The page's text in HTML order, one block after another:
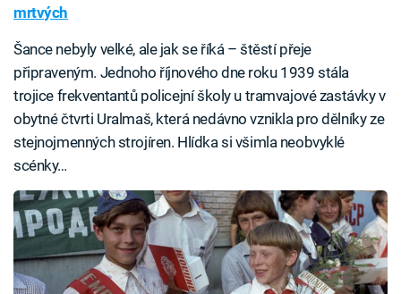
mrtvých
Šance nebyly velké, ale jak se říká – štěstí přeje
připraveným. Jednoho říjnového dne roku 1939 stála
trojice frekventantů policejní školy u tramvajové zastávky v
obytné čtvrti Uralmaš, která nedávno vznikla pro dělníky ze
stejnojmenných strojíren. Hlídka si všimla neobvyklé
scénky…